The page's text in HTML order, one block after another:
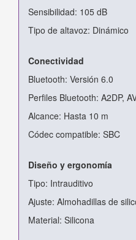
Sensibilidad: 105 dB
Tipo de altavoz: Dinámico
Conectividad
Bluetooth: Versión 6.0
Perfiles Bluetooth: A2DP,
Alcance: Hasta 10 m
Códec compatible: SBC
Diseño y ergonomía
Tipo: Intrauditivo
Ajuste: Almohadillas de
Material: Silicona